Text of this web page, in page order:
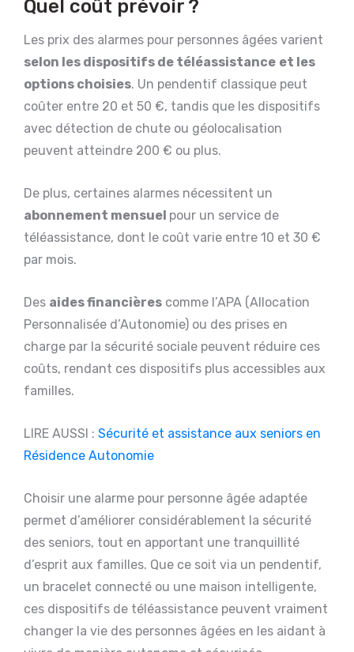
Quel coût prévoir ?
Les prix des alarmes pour personnes âgées varient
selon les dispositifs de téléassistance et les
options choisies. Un pendentif classique peut
coûter entre 20 et 50 €, tandis que les dispositifs
avec détection de chute ou géolocalisation
peuvent atteindre 200 € ou plus.
De plus, certaines alarmes nécessitent un
abonnement mensuel pour un service de
téléassistance, dont le coût varie entre 10 et 30 €
par mois.
Des aides financières comme l’APA (Allocation
Personnalisée d’Autonomie) ou des prises en
charge par la sécurité sociale peuvent réduire ces
coûts, rendant ces dispositifs plus accessibles aux
familles.
LIRE AUSSI : Sécurité et assistance aux seniors en
Résidence Autonomie
Choisir une alarme pour personne âgée adaptée
permet d’améliorer considérablement la sécurité
des seniors, tout en apportant une tranquillité
d’esprit aux familles. Que ce soit via un pendentif,
un bracelet connecté ou une maison intelligente,
ces dispositifs de téléassistance peuvent vraiment
changer la vie des personnes âgées en les aidant à